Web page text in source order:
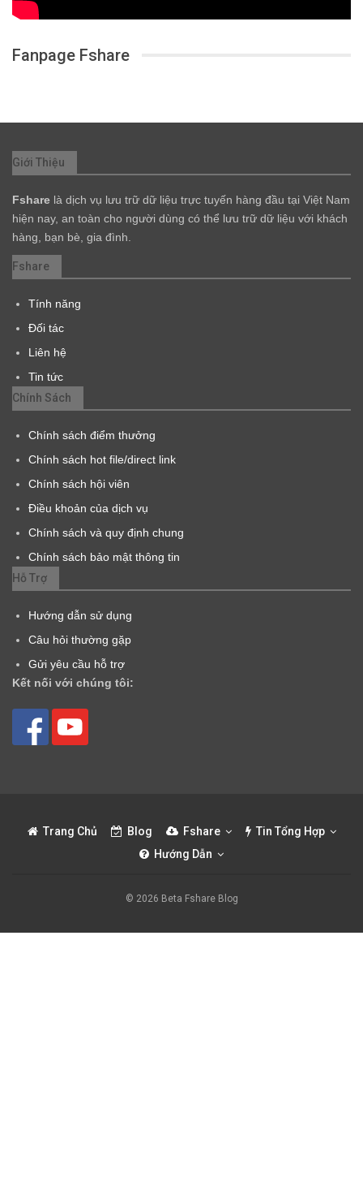
Fanpage Fshare
Giới Thiệu
Fshare là dịch vụ lưu trữ dữ liệu trực tuyến hàng đầu tại Việt Nam
hiện nay, an toàn cho người dùng có thể lưu trữ dữ liệu với khách
hàng, bạn bè, gia đình.
Fshare
Tính năng
Đối tác
Liên hệ
Tin tức
Chính Sách
Chính sách điểm thưởng
Chính sách hot file/direct link
Chính sách hội viên
Điều khoản của dịch vụ
Chính sách và quy định chung
Chính sách bảo mật thông tin
Hỗ Trợ
Hướng dẫn sử dụng
Câu hỏi thường gặp
Gửi yêu cầu hỗ trợ
Kết nối với chúng tôi:
Trang Chủ Blog Fshare
Tin Tổng Hợp
Hướng Dẫn
© 2026 Beta Fshare Blog